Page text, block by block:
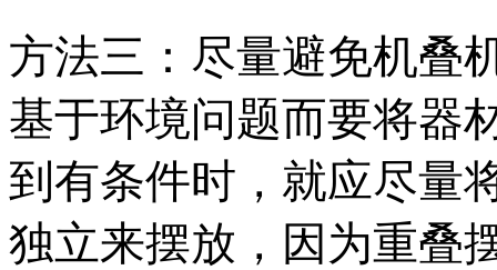
方法三：尽量避免机叠
基于环境问题而要将器
到有条件时，就应尽量
独立来摆放，因为重叠